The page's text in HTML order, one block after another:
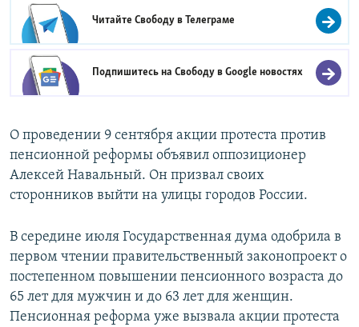
Читайте Свободу вТелеграме
Подпишитесь на Свободу вGoogle новостях
О проведении 9 сентября акции протеста против
пенсионной реформы объявил оппозиционер
Алексей Навальный. Он призвал своих
сторонников выйти на улицы городов России.
В середине июля Государственная дума одобрила в
первом чтении правительственный законопроект о
постепенном повышении пенсионного возраста до
65 лет для мужчин и до 63 лет для женщин.
Пенсионная реформа уже вызвала акции протеста